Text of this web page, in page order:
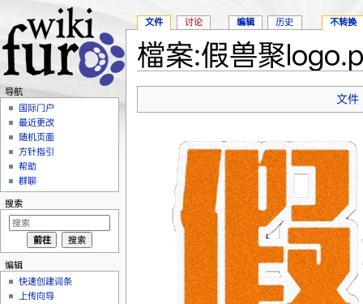
檔案:假兽聚
文件
文件 讨论 编辑 历史 不转换
导航
国际门户
最近更改
随机页面
方针指引
帮助
群聊
搜索
编辑
快速创建词条
上传向导